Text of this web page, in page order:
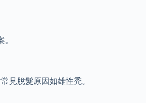
見脫髮原因如雄性禿。